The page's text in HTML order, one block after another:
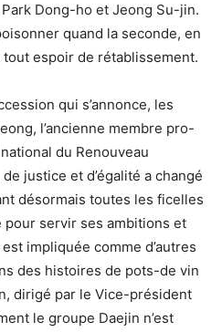
Dong-ho et Jeong Su-jin.
quand la seconde, en
tout espoir de rétablissement.
qui s’annonce, les
l’ancienne membre pro-
du Renouveau
justice et d’égalité a changé
désormais toutes les ficelles
servir ses ambitions et
impliquée comme d’autres
des histoires de pots-de vin
dirigé par le Vice-président
le groupe Daejin n’est